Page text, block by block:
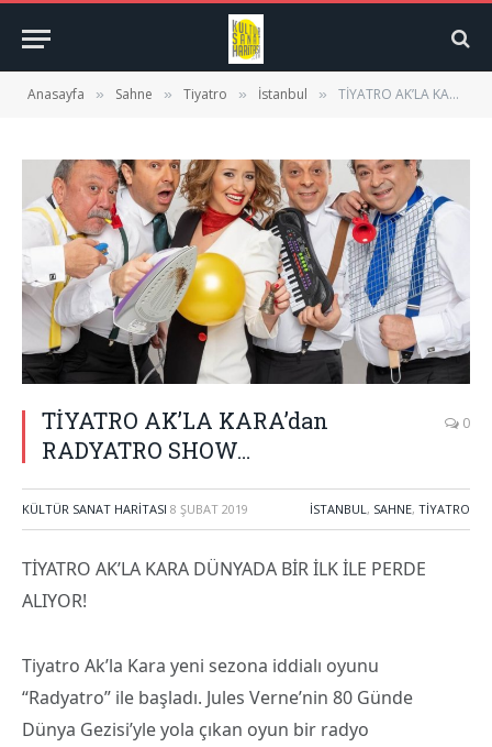
Anasayfa » Sahne » Tiyatro » İstanbul » TİYATRO AK’LA KARA’dan RADYATRO SHOW…
TİYATRO AK’LA KARA’dan
RADYATRO SHOW…
0
KÜLTÜR SANAT HARITASI 8 ŞUBAT 2019 İSTANBUL, SAHNE, TIYATRO
TİYATRO AK’LA KARA DÜNYADA BİR İLK İLE PERDE
ALIYOR!
Tiyatro Ak’la Kara yeni sezona iddialı oyunu
“Radyatro” ile başladı. Jules Verne’nin 80 Günde
Dünya Gezisi’yle yola çıkan oyun bir radyo